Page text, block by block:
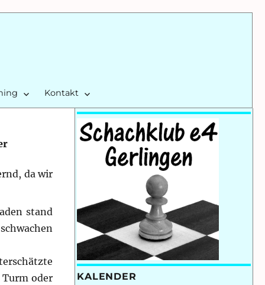
Kontakt
da wir
stand
oder
KALENDER